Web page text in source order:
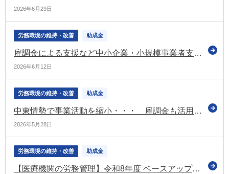
2026年6月29日
労務環境の維持・改善 助成金
雇調金による支援など中小企業・小規模事業者支援に万全を期すように 総理が指示（中東情勢に関する関係閣僚会議）
2026年6月12日
労務環境の維持・改善 助成金
中東情勢で事業活動を縮小・・・ 雇調金も活用できます（厚労省がリーフレットを公表）
2026年5月28日
労務環境の維持・改善 助成金
【医療機関の労務管理】令和8年度 ベースアップ評価料の実務完全ガイド【第2回】有床診療所・病院対応と「基本給等」「月額賃金」の実務整理